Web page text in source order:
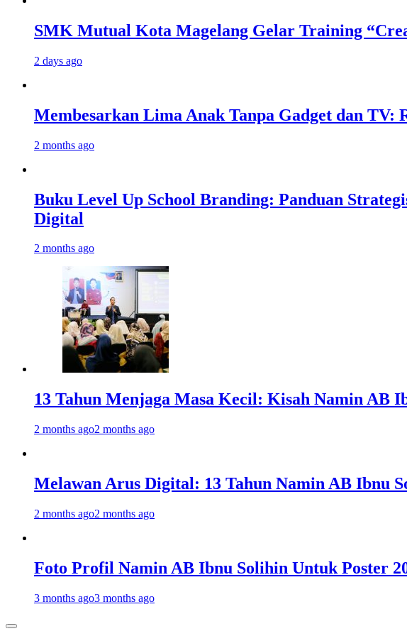
SMK Mutual Kota Magelang Gelar Training
2 days ago
Membesarkan Lima Anak Tanpa Gadget dan TV:
2 months ago
Buku Level Up School Branding: Panduan
Digital
2 months ago
13 Tahun Menjaga Masa Kecil: Kisah Namin AB
2 months ago2 months ago
Melawan Arus Digital: 13 Tahun Namin AB Ibnu
2 months ago2 months ago
Foto Profil Namin AB Ibnu Solihin Untuk Poster
3 months ago3 months ago